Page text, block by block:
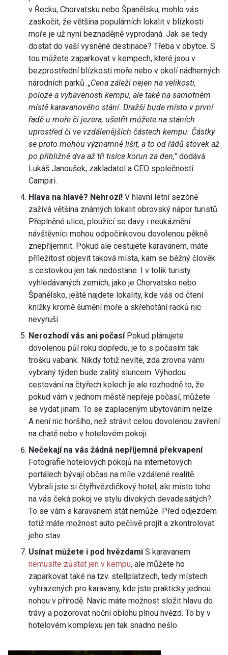
v Řecku, Chorvatsku nebo Španělsku, mohlo vás
zaskočit, že většina populárních lokalit v blízkosti
moře je už nyní beznadějně vyprodaná. Jak se tedy
dostat do vaší vysněné destinace? Třeba v obytce. S
tou můžete zaparkovat v kempech, které jsou v
bezprostřední blízkosti moře nebo v okolí nádherných
národních parků. „Cena záleží nejen na velikosti,
poloze a vybavenosti kempu, ale také na samotném
místě karavanového stání. Dražší bude místo v první
řadě u moře či jezera, ušetřit můžete na stáních
uprostřed či ve vzdálenějších částech kempu. Částky
se proto mohou významně lišit, a to od řádů stovek až
po přibližně dva až tři tisíce korun za den,” dodává
Lukáš Janoušek, zakladatel a CEO společnosti
Campiri.
Hlava na hlavě? Nehrozí! V hlavní letní sezóně
zažívá většina známých lokalit obrovský nápor turistů.
Přeplněné ulice, ploužící se davy i neukáznění
návštěvníci mohou odpočinkovou dovolenou pěkně
znepříjemnit. Pokud ale cestujete karavanem, máte
příležitost objevit taková místa, kam se běžný člověk
s cestovkou jen tak nedostane. I v tolik turisty
vyhledávaných zemích, jako je Chorvatsko nebo
Španělsko, ještě najdete lokality, kde vás od čtení
knížky kromě šumění moře a skřehotání racků nic
nevyruší.
Nerozhodí vás ani počasíPokud plánujete
dovolenou půl roku dopředu, je to s počasím tak
trošku vabank. Nikdy totiž nevíte, zda zrovna vámi
vybraný týden bude zalitý sluncem. Výhodou
cestování na čtyřech kolech je ale rozhodně to, že
pokud vám v jednom městě nepřeje počasí, můžete
se vydat jinam. To se zaplaceným ubytováním nelze.
A není nic horšího, než strávit celou dovolenou zavření
na chatě nebo v hotelovém pokoji.
Nečekají na vás žádná nepříjemná překvapení
Fotografie hotelových pokojů na internetových
portálech bývají občas na míle vzdálené realitě.
Vybrali jste si čtyřhvězdičkový hotel, ale místo toho
na vás čeká pokoj ve stylu divokých devadesátých?
To se vám s karavanem stát nemůže. Před odjezdem
totiž máte možnost auto pečlivě projít a zkontrolovat
jeho stav.
Usínat můžete i pod hvězdami S karavanem
nemusíte zůstat jen v kempu, ale můžete ho
zaparkovat také na tzv. stellplatzech, tedy místech
vyhrazených pro karavany, kde jste prakticky jednou
nohou v přírodě. Navíc máte možnost složit hlavu do
trávy a pozorovat noční oblohu plnou hvězd. To by v
hotelovém komplexu jen tak snadno nešlo.